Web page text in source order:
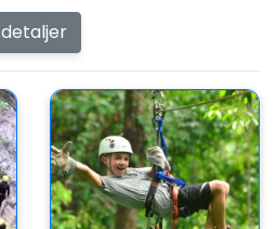
detaljer